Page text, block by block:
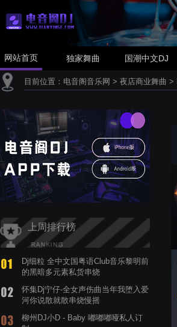
网站首页 独家舞曲 国潮中文DJ
目前位置： 电音阁音乐网 > 夜店商业舞曲 >
上周排行榜
Dj细粒 全中文国粤语Club音乐黎明前
的黑暗多元素私货串烧
怀集Dj宁仔-全女声伤曲当年我堕入爱
河你说散就散串烧慢摇
柳州DJ小D - Baby 嘟嘟嘟哑私人订